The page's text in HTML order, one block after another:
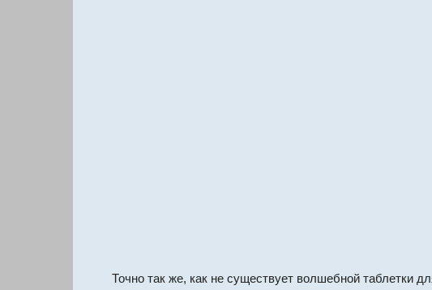
Точно так же, как не существует волшебной таблетки